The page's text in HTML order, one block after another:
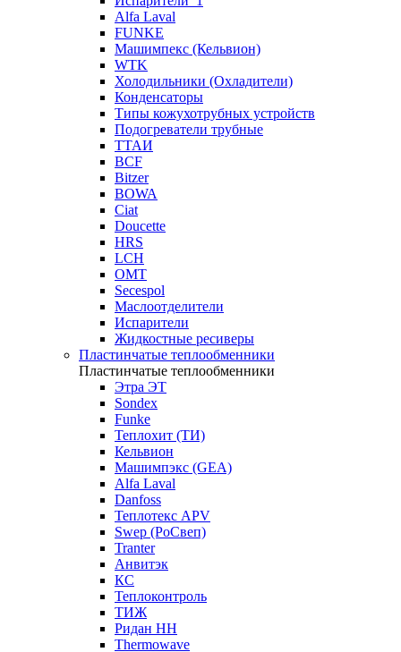
Alfa Laval
FUNKE
Машимпекс (Кельвион)
WTK
Холодильники (Охладители)
Конденсаторы
Типы кожухотрубных устройств
Подогреватели трубные
ТТАИ
BCF
Bitzer
BOWA
Ciat
Doucette
HRS
LCH
OMT
Secespol
Маслоотделители
Испарители
Жидкостные ресиверы
Пластинчатые теплообменники
Пластинчатые теплообменники
Этра ЭТ
Sondex
Funke
Теплохит (ТИ)
Кельвион
Машимпэкс (GEA)
Alfa Laval
Danfoss
Теплотекс APV
Swep (РоСвеп)
Tranter
Анвитэк
КС
Теплоконтроль
ТИЖ
Ридан НН
Thermowave